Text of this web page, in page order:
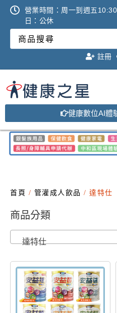
營業時間：周一到週五
日：公休
註冊
健康數位AI體
首頁 / 管灌成人飲品 / 達特仕
商品分類
達特仕